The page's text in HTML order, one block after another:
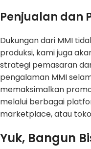
Penjualan dan
Dukungan dari MMI
produksi, kami juga
strategi pemasaran
pengalaman MMI
memaksimalkan
melalui berbagai
marketplace, atau
Yuk, Bangun